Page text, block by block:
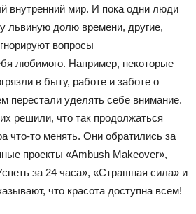
внутренний мир. И пока одни люди
львиную долю времени, другие,
вопросы
любимого. Например, некоторые
в быту, работе и заботе о
перестали уделять себе внимание.
решили, что так продолжаться
что-то менять. Они обратились за
проекты «Ambush Makeover»,
за 24 часа», «Страшная сила» и
что красота доступна всем!